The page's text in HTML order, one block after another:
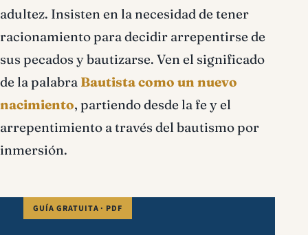
adultez. Insisten en la necesidad de tener
racionamiento para decidir arrepentirse de
sus pecados y bautizarse. Ven el significado
de la palabra Bautista como un nuevo
nacimiento, partiendo desde la fe y el
arrepentimiento a través del bautismo por
inmersión.
GUÍA GRATUITA · PDF